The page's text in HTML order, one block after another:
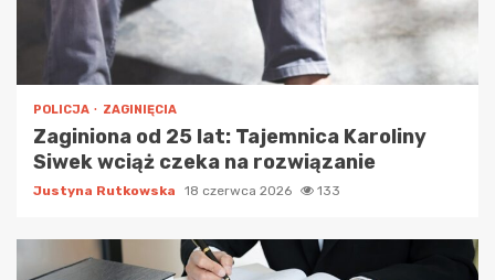
POLICJA ZAGINIĘCIA
Zaginiona od 25 lat: Tajemnica Karoliny
Siwek wciąż czeka na rozwiązanie
Justyna Rutkowska 18 czerwca 2026 133